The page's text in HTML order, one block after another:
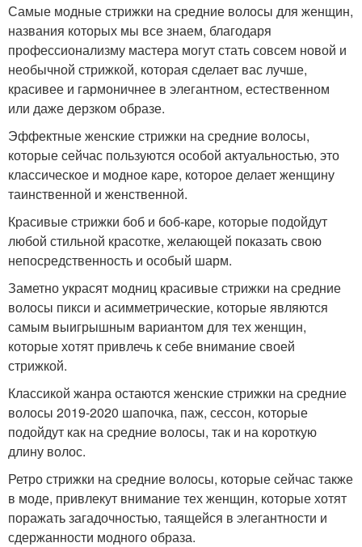
Самые модные стрижки на средние волосы для женщин,
названия которых мы все знаем, благодаря
профессионализму мастера могут стать совсем новой и
необычной стрижкой, которая сделает вас лучше,
красивее и гармоничнее в элегантном, естественном
или даже дерзком образе.
Эффектные женские стрижки на средние волосы,
которые сейчас пользуются особой актуальностью, это
классическое и модное каре, которое делает женщину
таинственной и женственной.
Красивые стрижки боб и боб-каре, которые подойдут
любой стильной красотке, желающей показать свою
непосредственность и особый шарм.
Заметно украсят модниц красивые стрижки на средние
волосы пикси и асимметрические, которые являются
самым выигрышным вариантом для тех женщин,
которые хотят привлечь к себе внимание своей
стрижкой.
Классикой жанра остаются женские стрижки на средние
волосы 2019-2020 шапочка, паж, сессон, которые
подойдут как на средние волосы, так и на короткую
длину волос.
Ретро стрижки на средние волосы, которые сейчас также
в моде, привлекут внимание тех женщин, которые хотят
поражать загадочностью, таящейся в элегантности и
сдержанности модного образа.